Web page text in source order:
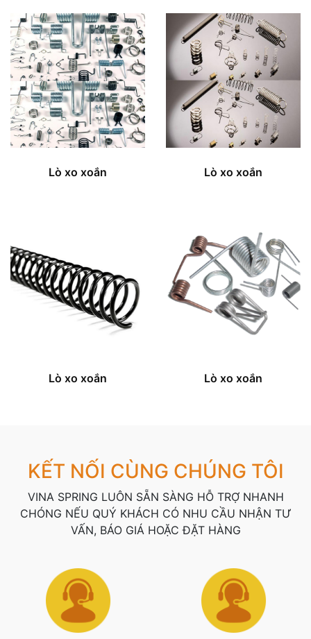
Lò xo xoắn Lò xo xoắn
Lò xo xoắn Lò xo xoắn
KẾT NỐI CÙNG CHÚNG TÔI
VINA SPRING LUÔN SẴN SÀNG HỖ TRỢ NHANH
CHÓNG NẾU QUÝ KHÁCH CÓ NHU CẦU NHẬN TƯ
VẤN, BÁO GIÁ HOẶC ĐẶT HÀNG